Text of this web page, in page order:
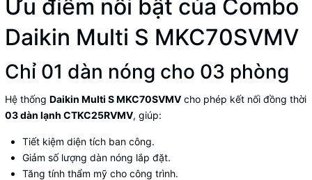
Ưu điểm nổi bật của Combo
Daikin Multi S MKC70SVMV
Chỉ 01 dàn nóng cho 03 phòng
Hệ thống Daikin Multi S MKC70SVMV cho phép kết nối đồng thời
03 dàn lạnh CTKC25RVMV, giúp:
Tiết kiệm diện tích ban công.
Giảm số lượng dàn nóng lắp đặt.
Tăng tính thẩm mỹ cho công trình.